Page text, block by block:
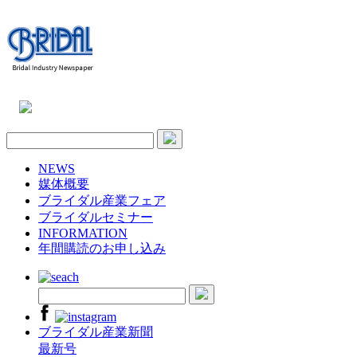
NEWS
媒体概要
ブライダル産業フェア
ブライダルセミナー
INFORMATION
年間購読のお申し込み
ブライダル産業新聞
最新号